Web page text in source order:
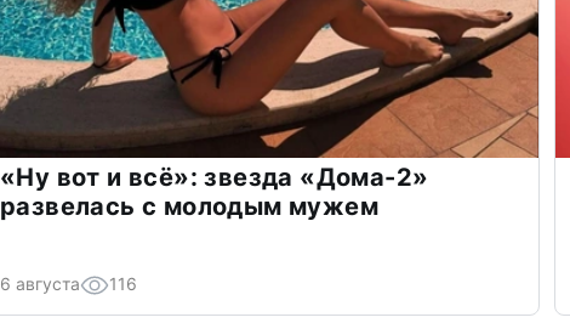
«Ну вот и всё»: звезда «Дома-2»
развелась с молодым мужем
6 августа 116